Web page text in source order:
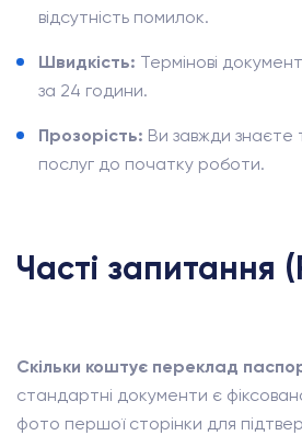
відсутність помилок.
Швидкість: Термінові
за 24 години.
Прозорість: Ви завжди знаєте
послуг до початку роботи.
Часті запитання
Скільки коштує переклад
стандартні документи є
фото першої сторінки для